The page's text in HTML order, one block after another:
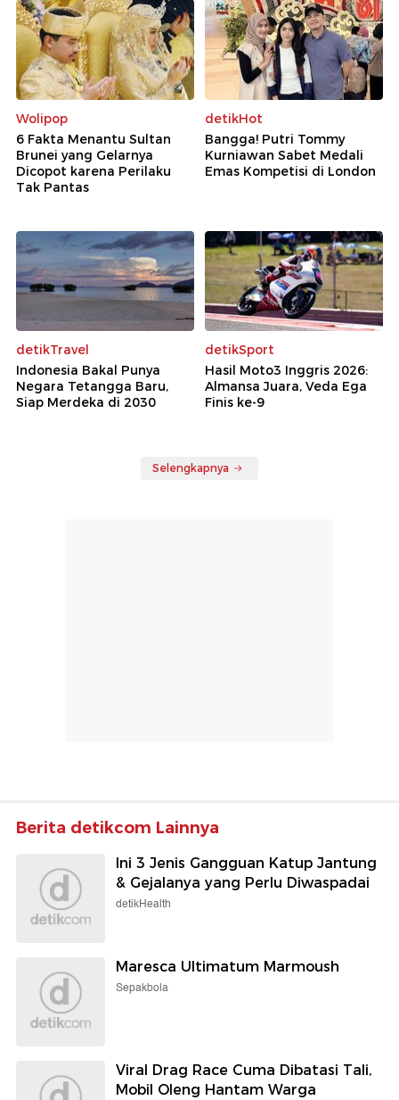
Wolipop
6 Fakta Menantu Sultan
Brunei yang Gelarnya
Dicopot karena Perilaku
Tak Pantas
detikHot
Bangga! Putri Tommy
Kurniawan Sabet Medali
Emas Kompetisi di London
detikTravel
Indonesia Bakal Punya
Negara Tetangga Baru,
Siap Merdeka di 2030
detikSport
Hasil Moto3 Inggris 2026:
Almansa Juara, Veda Ega
Finis ke-9
Selengkapnya
Berita detikcom Lainnya
Ini 3 Jenis Gangguan Katup Jantung
& Gejalanya yang Perlu Diwaspadai
detikHealth
Maresca Ultimatum Marmoush
Sepakbola
Viral Drag Race Cuma Dibatasi Tali,
Mobil Oleng Hantam Warga